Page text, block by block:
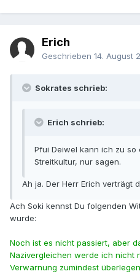
Erich
Geschrieben 14. August
Sokrates schrieb:
Erich schrieb:
Pfui Deiwel kann ich zu
Streitkultur, nur sagen.
Ah ja. Der Herr Erich verträgt
Ach Soki kennst Du folgenden
wurde:
Noch ist es nicht passiert, aber
Nazivergleichen werde ich nicht
Verwarnung zumindest überlegen